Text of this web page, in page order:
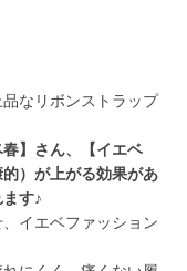
なリボンストラップ
】さん、【イエベ
）が上がる効果があ
す♪
イエベファッション